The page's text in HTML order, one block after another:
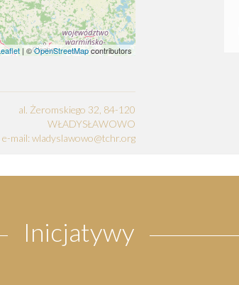
| ©OpenStreetMapcontributors
al. Żeromskiego 32, 84-120
WŁADYSŁAWOWO
mail: wladyslawowo@tchr.org
Inicjatywy